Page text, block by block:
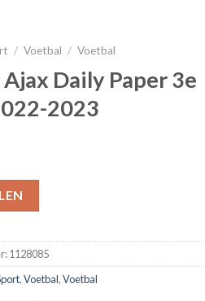
/ Voetbal / Voetbal
Daily Paper 3e
2023
1128085
,Voetbal,Voetbal